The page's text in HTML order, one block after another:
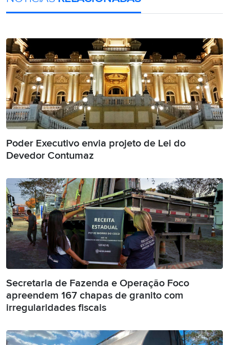
Poder Executivo envia projeto de Lei do
Devedor Contumaz
Secretaria de Fazenda e Operação Foco
apreendem 167 chapas de granito com
irregularidades fiscais